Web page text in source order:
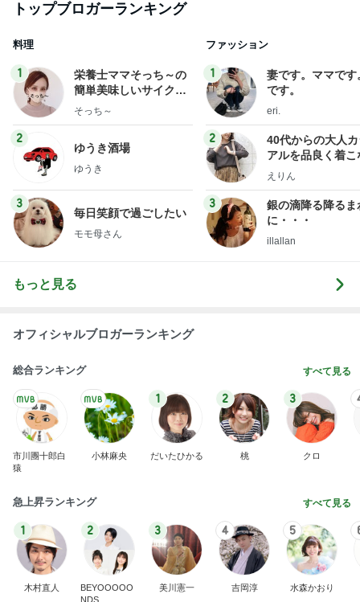
トップブロガーランキング
料理
1
栄養士ママそっち～の
簡単美味しいサイクル
献立
そっち～
2
ゆうき酒場
ゆうき
3
毎日笑顔で過ごしたい
モモ母さん
ファッション
1
妻です。ママです
です。
eri.
2
40代からの大人
アルを品良く着こ
ファッションブロ
えりん
3
銀の滴降る降るま
に・・・
illallan
もっと見る
オフィシャルブロガーランキング
総合ランキング すべて見る
市川團十郎白
猿
小林麻央
1
だいたひかる
2
桃
3
クロ
急上昇ランキング すべて見る
1
木村直人
2
BEYOOOOO
NDS
3
美川憲一
4
吉岡淳
5
水森かおり